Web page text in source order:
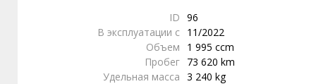
ID 96
В эксплуатации с 11/2022
Объем
1 995 ccm
Пробег 73 620 km
Удельная масса 3 240 kg